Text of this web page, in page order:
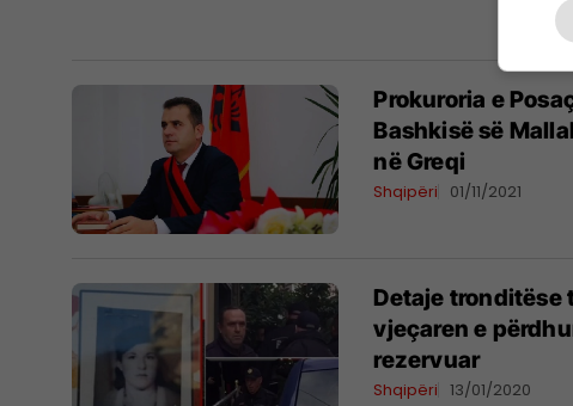
Prokuroria e
Bashkisë së
në Greqi
Shqipëri 01/11/2021
Detaje tronditëse
vjeçaren e
rezervuar
Shqipëri 13/01/2020